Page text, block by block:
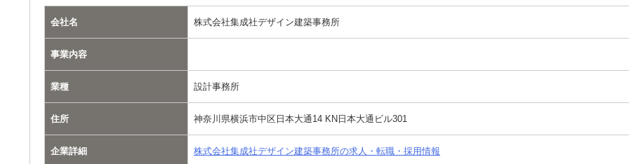
会社名 株式会社集成社デザイン建築事務所
事業内容
業種 設計事務所
住所 神奈川県横浜市中区日本大通14 KN日本大通ビル301
企業詳細 株式会社集成社デザイン建築事務所の求人・転職・採用情報